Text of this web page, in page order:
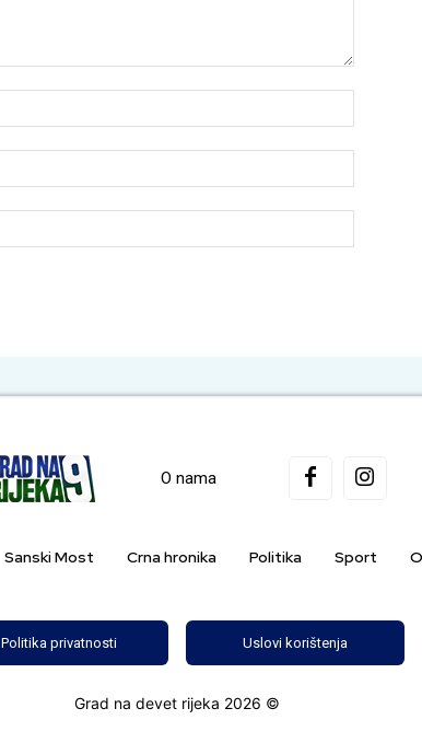
O nama
Sanski Most Crna hronika Politika Sport
Politika privatnosti Uslovi korištenja
Grad na devet rijeka 2026 ©